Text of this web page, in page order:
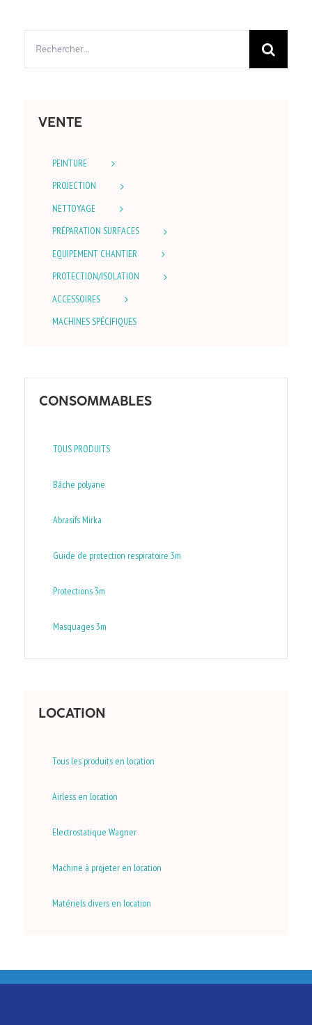
VENTE
PEINTURE
PROJECTION
NETTOYAGE
PRÉPARATION SURFACES
EQUIPEMENT CHANTIER
PROTECTION/ISOLATION
ACCESSOIRES
MACHINES SPÉCIFIQUES
CONSOMMABLES
TOUS PRODUITS
Bâche polyane
Abrasifs Mirka
Guide de protection respiratoire 3m
Protections 3m
Masquages 3m
LOCATION
Tous les produits en location
Airless en location
Electrostatique Wagner
Machine à projeter en location
Matériels divers en location